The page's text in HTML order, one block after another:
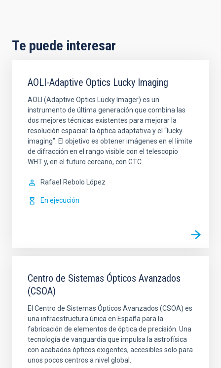
Te puede interesar
AOLI-Adaptive Optics Lucky Imaging
AOLI (Adaptive Optics Lucky Imager) es un
instrumento de última generación que combina las
dos mejores técnicas existentes para mejorar la
resolución espacial: la óptica adaptativa y el “lucky
imaging”. El objetivo es obtener imágenes en el límite
de difracción en el rango visible con el telescopio
WHT y, en el futuro cercano, con GTC.
Rafael Rebolo López
En ejecución
Centro de Sistemas Ópticos Avanzados
(CSOA)
El Centro de Sistemas Ópticos Avanzados (CSOA) es
una infraestructura única en España para la
fabricación de elementos de óptica de precisión. Una
tecnología de vanguardia que impulsa la astrofísica
con acabados ópticos exigentes, accesibles solo para
unos pocos centros a nivel global.